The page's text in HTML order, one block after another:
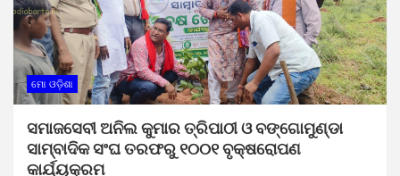
ମୋ ଓଡ଼ିଶା
ସମାଜସେବୀ ଅନିଲ କୁମାର ତ୍ରିପାଠୀ ଓ ବଙ୍ଗୋମୁଣ୍ଡା
ସାମ୍ବାଦିକ ସଂଘ ତରଫରୁ ୧୦୦୧ ବୃକ୍ଷରୋପଣ
କାର୍ଯ୍ୟକ୍ରମ